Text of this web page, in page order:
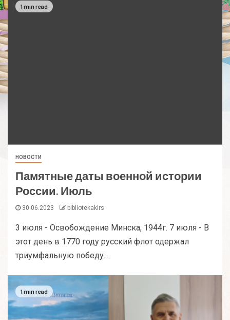
1 min read
НОВОСТИ
Памятные даты военной истории
России. Июль
30.06.2023 bibliotekakirs
3 июля - Освобождение Минска, 1944г. 7 июля - В
этот день в 1770 году русский флот одержал
триумфальную победу...
1 min read